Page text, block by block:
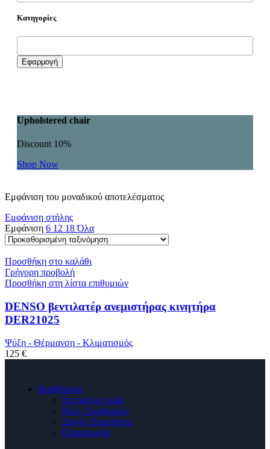
Κατηγορίες
Εφαρμογή
Upholstered chair
Discount 10%
Shop Now
Εμφάνιση του μοναδικού αποτελέσματος
Εμφάνιση στήλης
Εμφάνιση 6 12 18Όλα
Προσθήκη στο καλάθι
Γρήγορη προβολή
Προσθήκη στη λίστα επιθυμιών
DENSO βεντιλατέρ ανεμιστήρας κινητήρα
DER21025
Ψύξη - Θέρμανση - Κλιματισμός
125 €
Βοηθήματα
Σχετικά με εμάς
Νέα - Συμβουλές
Συχνές Ερωτήσεις
Επικοινωνία